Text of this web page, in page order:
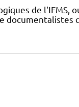
de l'IFMS,